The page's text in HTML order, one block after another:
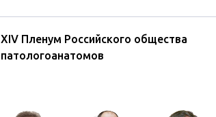
XIV Пленум Российского общества
патологоанатомов